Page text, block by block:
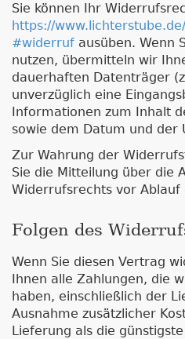
Sie können Ihr
https://
#widerruf ausüben. Wenn
nutzen, übermitteln wir
dauerhaften Datenträger
unverzüglich eine
Informationen zum Inhalt
sowie dem Datum und der
Zur Wahrung der
Sie die Mitteilung über die
Widerrufsrechts vor Ablauf
Folgen des
Wenn Sie diesen Vertrag
Ihnen alle Zahlungen, die
haben, einschließlich der
Ausnahme zusätzlicher
Lieferung als die